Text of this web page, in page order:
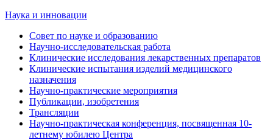
Наука и инновации
Совет по науке и образованию
Научно-исследовательская работа
Клинические исследования лекарственных препаратов
Клинические испытания изделий медицинского
назначения
Научно-практические мероприятия
Публикации, изобретения
Трансляции
Научно-практическая конференция, посвященная 10-
летнему юбилею Центра